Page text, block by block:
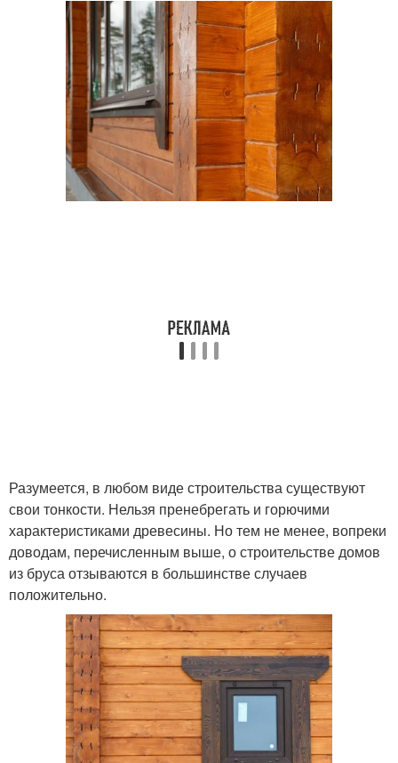
Разумеется, в любом виде строительства существуют
свои тонкости. Нельзя пренебрегать и горючими
характеристиками древесины. Но тем не менее, вопреки
доводам, перечисленным выше, о строительстве домов
из бруса отзываются в большинстве случаев
положительно.